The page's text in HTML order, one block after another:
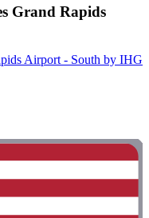
Grand Rapids
Airport - South by IHG